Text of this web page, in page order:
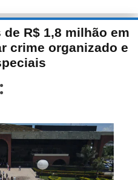
R$ 1,8 milhão em
crime organizado e